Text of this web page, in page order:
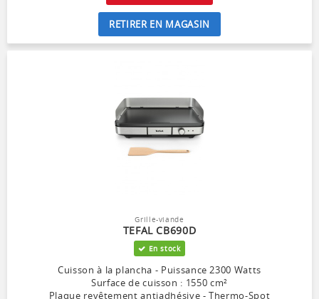
RETIRER EN MAGASIN
Grille-viande
TEFAL CB690D
En stock
Cuisson à la plancha - Puissance 2300 Watts
Surface de cuisson : 1550 cm²
Plaque revêtement antiadhésive - Thermo-Spot